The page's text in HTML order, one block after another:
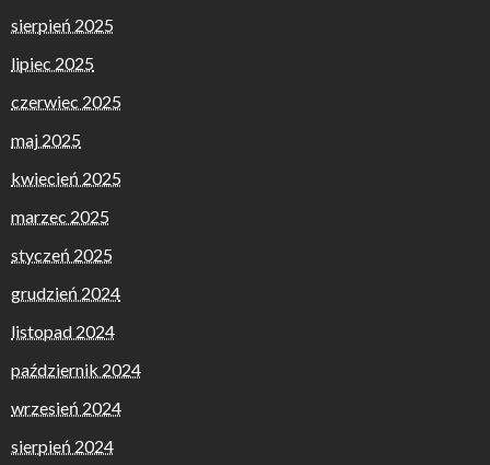
sierpień 2025
lipiec 2025
czerwiec 2025
maj 2025
kwiecień 2025
marzec 2025
styczeń 2025
grudzień 2024
listopad 2024
październik 2024
wrzesień 2024
sierpień 2024